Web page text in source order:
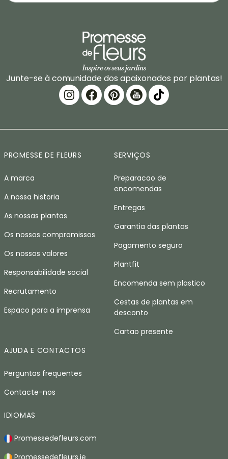
Junte-se à comunidade dos apaixonados por plantas!
PROMESSE DE FLEURS
A marca
A nossa historia
As nossas plantas
Os nossos compromissos
Os nossos valores
Responsabilidade social
Recrutamento
Espaco para a imprensa
SERVIÇOS
Preparacao de
encomendas
Entregas
Garantia das plantas
Pagamento seguro
Plantfit
Encomenda sem plastico
Cestas de plantas em
desconto
Cartao presente
AJUDA E CONTACTOS
Perguntas frequentes
Contacte-nos
IDIOMAS
Promessedefleurs.com
Promessedefleurs.ie